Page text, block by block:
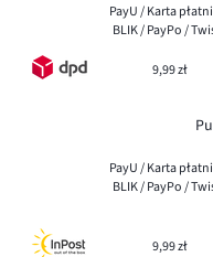
PayU / Karta
BLIK / PayPo /
9,99 zł
PayU / Karta
BLIK / PayPo /
9,99 zł